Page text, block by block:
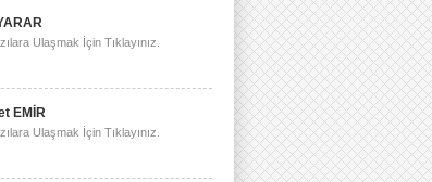
Ulaşmak İçin Tıklayınız.
EMİR
Ulaşmak İçin Tıklayınız.